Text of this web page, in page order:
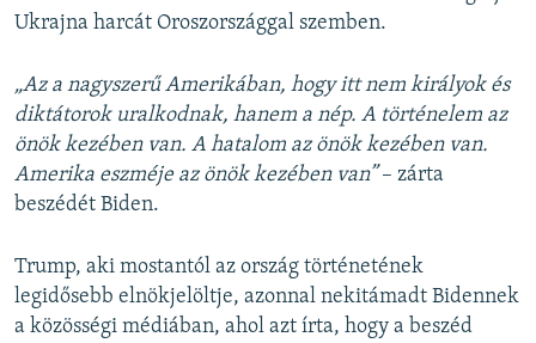
Ukrajna harcát Oroszországgal szemben.
„Az a nagyszerű Amerikában, hogy itt nem királyok és
diktátorok uralkodnak, hanem a nép. A történelem az
önök kezében van. A hatalom az önök kezében van.
Amerika eszméje az önök kezében van”– zárta
beszédét Biden.
Trump, aki mostantól az ország történetének
legidősebb elnökjelöltje, azonnal nekitámadt Bidennek
a közösségi médiában, ahol azt írta, hogy a beszéd